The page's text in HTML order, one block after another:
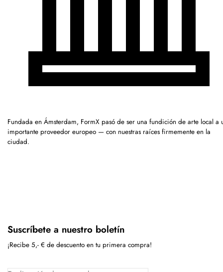
Fundada en Ámsterdam, FormX pasó de ser una fundición de arte local a
importante proveedor europeo — con nuestras raíces firmemente en la
ciudad.
Suscríbete a nuestro boletín
¡Recibe 5,- € de descuento en tu primera compra!